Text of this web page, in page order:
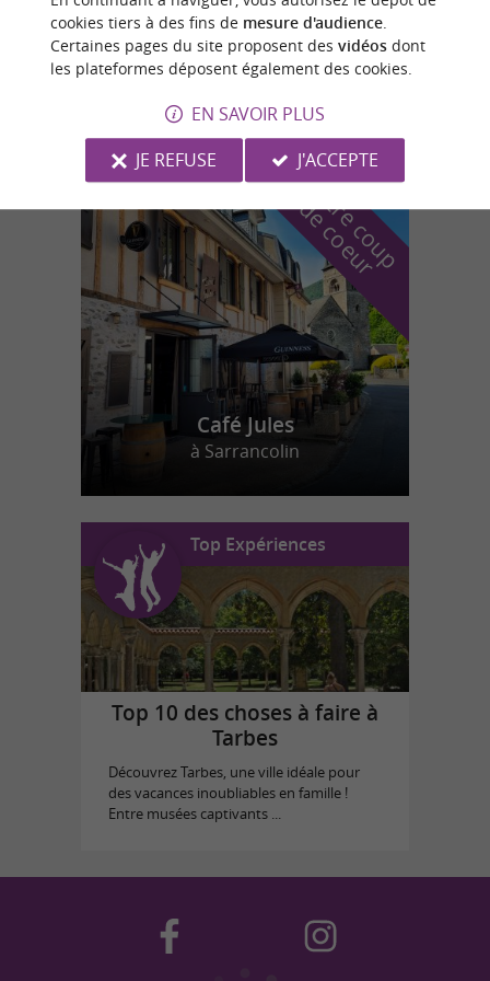
Accrobranche du Lac de l'Arret Darré
Parcours aventure et activités en plein air en
n
o
t
r
e
c
o
u
p
d
e
c
o
e
u
r
Café Jules
à Sarrancolin
Top Expériences
Top 10 des choses à faire à
Tarbes
Découvrez Tarbes, une ville idéale pour
des vacances inoubliables en famille !
Entre musées captivants ...
cookies tiers à des fins de mesure d'audience.
Certaines pages du site proposent des vidéosdont
les plateformes déposent également des cookies.
EN SAVOIR PLUS
JE REFUSE
J'ACCEPTE